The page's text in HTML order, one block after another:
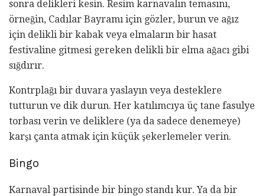
sonra delikleri kesin. Resim karnavalın temasını,
örneğin, Cadılar Bayramı için gözler, burun ve ağız
için delikli bir kabak veya elmaların bir hasat
festivaline gitmesi gereken delikli bir elma ağacı gibi
sığdırır.
Kontrplağı bir duvara yaslayın veya desteklere
tutturun ve dik durun. Her katılımcıya üç tane fasulye
torbası verin ve deliklere (ya da sadece denemeye)
karşı çanta atmak için küçük şekerlemeler verin.
Bingo
Karnaval partisinde bir bingo standı kur. Ya da bir